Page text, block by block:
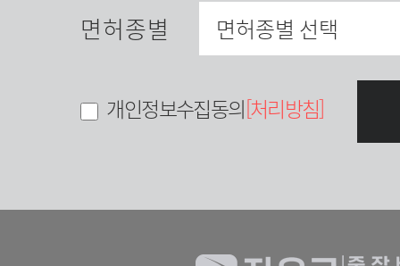
면허종별
개인정보수집동의[처리방침]